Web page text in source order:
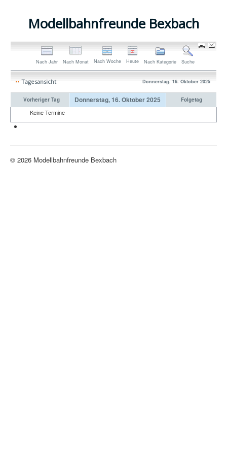
Modellbahnfreunde Bexbach
Nach Jahr Nach Monat Nach Woche Heute Nach Kategorie Suche
Tagesansicht Donnerstag, 16. Oktober 2025
Vorheriger Tag Donnerstag, 16. Oktober 2025 Folgetag
Keine Termine
© 2026 Modellbahnfreunde Bexbach